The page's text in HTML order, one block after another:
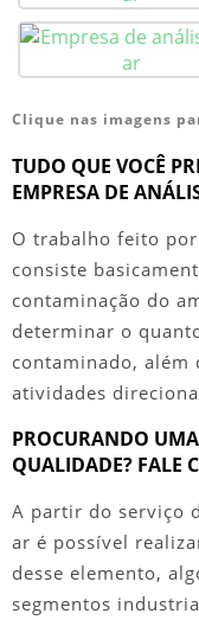
Clique nas imagens
TUDO QUE VOCÊ
EMPRESA DE
O trabalho feito
consiste
contaminação do
determinar o
contaminado, além
atividades
PROCURANDO
QUALIDADE? FALE
A partir do serviço
ar é possível
desse elemento,
segmentos